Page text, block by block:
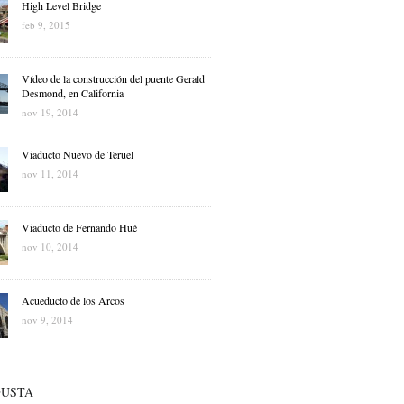
High Level Bridge
feb 9, 2015
Vídeo de la construcción del puente Gerald
Desmond, en California
nov 19, 2014
Viaducto Nuevo de Teruel
nov 11, 2014
Viaducto de Fernando Hué
nov 10, 2014
Acueducto de los Arcos
nov 9, 2014